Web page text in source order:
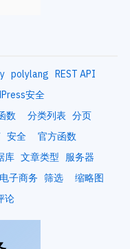
polylang REST API
安全
数 分类列表 分页
安全
官方函数
库 文章类型
服务器
电子商务 筛选
缩略图
论